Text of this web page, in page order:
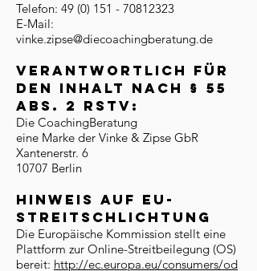
Telefon: 49 (0) 151 - 70812323
E-Mail:
vinke.zipse@diecoachingberatung.de
Verantwortlich für
den Inhalt nach § 55
ABS. 2 RSTV:
Die CoachingBeratung
eine Marke der Vinke & Zipse GbR
Xantenerstr. 6
10707 Berlin
Hinweis auf EU-
STreitschlichtung
Die Europäische Kommission stellt eine
Plattform zur Online-Streitbeilegung (OS)
bereit: http://ec.europa.eu/consumers/od